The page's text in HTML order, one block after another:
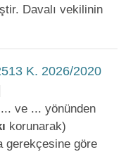
Davalı vekilinin
K. 2026/2020
ve ... yönünden
korunarak)
gerekçesine göre